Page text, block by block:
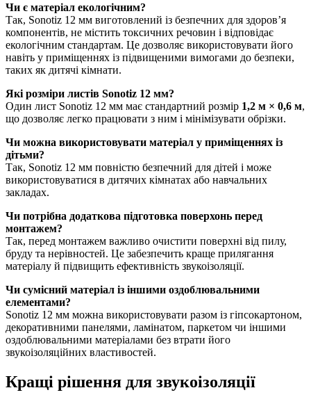
Чи є матеріал екологічним?
Так, Sonotiz 12 мм виготовлений із безпечних для здоров’я
компонентів, не містить токсичних речовин і відповідає
екологічним стандартам. Це дозволяє використовувати його
навіть у приміщеннях із підвищеними вимогами до безпеки,
таких як дитячі кімнати.
Які розміри листів Sonotiz 12 мм?
Один лист Sonotiz 12 мм має стандартний розмір 1,2 м × 0,6 м,
що дозволяє легко працювати з ним і мінімізувати обрізки.
Чи можна використовувати матеріал у приміщеннях із
дітьми?
Так, Sonotiz 12 мм повністю безпечний для дітей і може
використовуватися в дитячих кімнатах або навчальних
закладах.
Чи потрібна додаткова підготовка поверхонь перед
монтажем?
Так, перед монтажем важливо очистити поверхні від пилу,
бруду та нерівностей. Це забезпечить краще прилягання
матеріалу й підвищить ефективність звукоізоляції.
Чи сумісний матеріал із іншими оздоблювальними
елементами?
Sonotiz 12 мм можна використовувати разом із гіпсокартоном,
декоративними панелями, ламінатом, паркетом чи іншими
оздоблювальними матеріалами без втрати його
звукоізоляційних властивостей.
Кращі рішення для звукоізоляції